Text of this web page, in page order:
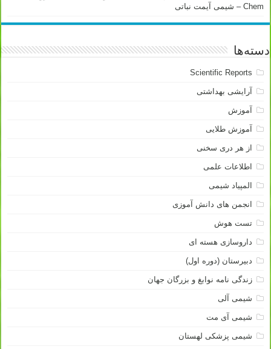
Chem – شیمی آیمت نباتی
دسته‌ها
Scientific Reports
آرایشی بهداشتی
آموزش
آموزش طلایی
از هر دری سخنی
اطلاعات علمی
المپیاد شیمی
انجمن های دانش آموزی
تست هوش
داروسازی هسته ای
دبیرستان (دوره اول)
زندگی نامه نوابغ و بزرگان جهان
شیمی آلی
شیمی آی مت
شیمی پزشکی لهستان